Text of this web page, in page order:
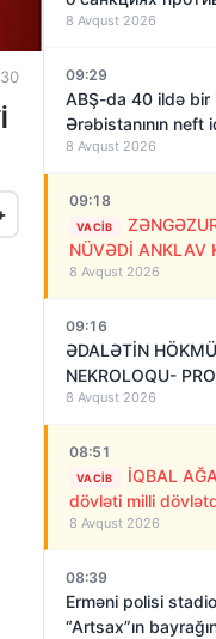
8 Avqust 2026
09:29
ABŞ-da 40 ildə bir
Ərəbistanının neft
8 Avqust 2026
09:18
VACIB
NÜVƏDİ ANKLAV
QAYTARILMALIDIR!
8 Avqust 2026
09:16
ƏDALƏTİN
NEKROLOQU-
8 Avqust 2026
08:51
VACIB
İQBAL
dövləti milli
8 Avqust 2026
08:39
Erməni polisi
“Artsax”ın